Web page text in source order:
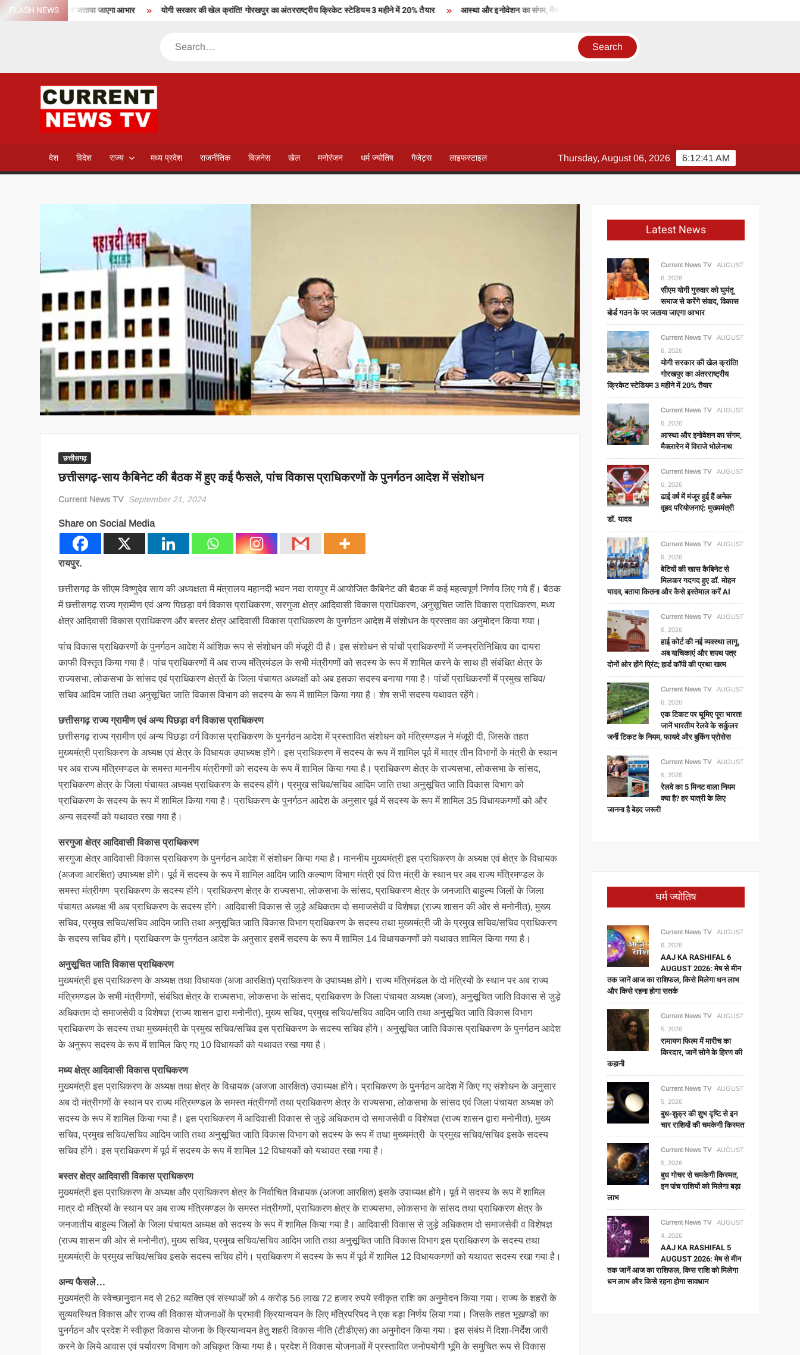
SkipFLASH NEWS
गठन के पर जताया जाएगा आभार योगी सरकार की खेल क्रांति! गोरखपुर का अंतरराष्ट्रीय क्रिकेट स्टेडियम 3 महीने में 20% तैयार आस्था और इनोवेशन का संगम, मैक्लारेन में विराजे भोलेनाथ
Search
NEWS TV
देश विदेश राज्य मध्य प्रदेश राजनीतिक बिज़नेस खेल मनोरंजन धर्म ज्योतिष गैजेट्स लाइफस्टाइल 6:12:42 AM
Thursday, August 06, 2026
छत्तीसगढ़
छत्तीसगढ़-साय कैबिनेट की बैठक में हुए कई फैसले, पांच विकास प्राधिकरणों के पुनर्गठन आदेश में संशोधन
Current News TV September 21, 2024
Share on Social Media
रायपुर.
छत्तीसगढ़ के सीएम विष्णुदेव साय की अध्यक्षता में मंत्रालय महानदी भवन नवा रायपुर में आयोजित कैबिनेट की बैठक में कई महत्वपूर्ण निर्णय लिए गये हैं। बैठक
में छत्तीसगढ़ राज्य ग्रामीण एवं अन्य पिछड़ा वर्ग विकास प्राधिकरण, सरगुजा क्षेत्र आदिवासी विकास प्राधिकरण, अनुसूचित जाति विकास प्राधिकरण, मध्य
क्षेत्र आदिवासी विकास प्राधिकरण और बस्तर क्षेत्र आदिवासी विकास प्राधिकरण के पुनर्गठन आदेश में संशोधन के प्रस्ताव का अनुमोदन किया गया।
पांच विकास प्राधिकरणों के पुनर्गठन आदेश में आंशिक रूप से संशोधन की मंजूरी दी है। इस संशोधन से पांचों प्राधिकरणों में जनप्रतिनिधित्व का दायरा
काफी विस्तृत किया गया है। पांच प्राधिकरणों में अब राज्य मंत्रिमंडल के सभी मंत्रीगणों को सदस्य के रूप में शामिल करने के साथ ही संबंधित क्षेत्र के
राज्यसभा, लोकसभा के सांसद एवं प्राधिकरण क्षेत्रों के जिला पंचायत अध्यक्षों को अब इसका सदस्य बनाया गया है। पांचों प्राधिकरणों में प्रमुख सचिव/
सचिव आदिम जाति तथा अनुसूचित जाति विकास विभाग को सदस्य के रूप में शामिल किया गया है। शेष सभी सदस्य यथावत रहेंगे।
छत्तीसगढ़ राज्य ग्रामीण एवं अन्य पिछड़ा वर्ग विकास प्राधिकरण
छत्तीसगढ़ राज्य ग्रामीण एवं अन्य पिछड़ा वर्ग विकास प्राधिकरण के पुनर्गठन आदेश में प्रस्तावित संशोधन को मंत्रिमण्डल ने मंजूरी दी, जिसके तहत
मुख्यमंत्री प्राधिकरण के अध्यक्ष एवं क्षेत्र के विधायक उपाध्यक्ष होंगे। इस प्राधिकरण में सदस्य के रूप में शामिल पूर्व में मात्र तीन विभागों के मंत्री के स्थान
पर अब राज्य मंत्रिमण्डल के समस्त माननीय मंत्रीगणों को सदस्य के रूप में शामिल किया गया है। प्राधिकरण क्षेत्र के राज्यसभा, लोकसभा के सांसद,
प्राधिकरण क्षेत्र के जिला पंचायत अध्यक्ष प्राधिकरण के सदस्य होंगे। प्रमुख सचिव/सचिव आदिम जाति तथा अनुसूचित जाति विकास विभाग को
प्राधिकरण के सदस्य के रूप में शामिल किया गया है। प्राधिकरण के पुनर्गठन आदेश के अनुसार पूर्व में सदस्य के रूप में शामिल 35 विधायकगणों को और
अन्य सदस्यों को यथावत रखा गया है।
सरगुजा क्षेत्र आदिवासी विकास प्राधिकरण
सरगुजा क्षेत्र आदिवासी विकास प्राधिकरण के पुनर्गठन आदेश में संशोधन किया गया है। माननीय मुख्यमंत्री इस प्राधिकरण के अध्यक्ष एवं क्षेत्र के विधायक
(अजजा आरक्षित) उपाध्यक्ष होंगे। पूर्व में सदस्य के रूप में शामिल आदिम जाति कल्याण विभाग मंत्री एवं वित्त मंत्री के स्थान पर अब राज्य मंत्रिमण्डल के
समस्त मंत्रीगण प्राधिकरण के सदस्य होंगे। प्राधिकरण क्षेत्र के राज्यसभा, लोकसभा के सांसद, प्राधिकरण क्षेत्र के जनजाति बाहुल्य जिलों के जिला
पंचायत अध्यक्ष भी अब प्राधिकरण के सदस्य होंगे। आदिवासी विकास से जुड़े अधिकतम दो समाजसेवी व विशेषज्ञ (राज्य शासन की ओर से मनोनीत), मुख्य
सचिव, प्रमुख सचिव/सचिव आदिम जाति तथा अनुसूचित जाति विकास विभाग प्राधिकरण के सदस्य तथा मुख्यमंत्री जी के प्रमुख सचिव/सचिव प्राधिकरण
के सदस्य सचिव होंगे। प्राधिकरण के पुनर्गठन आदेश के अनुसार इसमें सदस्य के रूप में शामिल 14 विधायकगणों को यथावत शामिल किया गया है।
अनुसूचित जाति विकास प्राधिकरण
मुख्यमंत्री इस प्राधिकरण के अध्यक्ष तथा विधायक (अजा आरक्षित) प्राधिकरण के उपाध्यक्ष होंगे। राज्य मंत्रिमंडल के दो मंत्रियों के स्थान पर अब राज्य
मंत्रिमण्डल के सभी मंत्रीगणों, संबंधित क्षेत्र के राज्यसभा, लोकसभा के सांसद, प्राधिकरण के जिला पंचायत अध्यक्ष (अजा), अनुसूचित जाति विकास से जुड़े
अधिकतम दो समाजसेवी व विशेषज्ञ (राज्य शासन द्वारा मनोनीत), मुख्य सचिव, प्रमुख सचिव/सचिव आदिम जाति तथा अनुसूचित जाति विकास विभाग
प्राधिकरण के सदस्य तथा मुख्यमंत्री के प्रमुख सचिव/सचिव इस प्राधिकरण के सदस्य सचिव होंगे। अनुसूचित जाति विकास प्राधिकरण के पुनर्गठन आदेश
के अनुरूप सदस्य के रूप में शामिल किए गए 10 विधायकों को यथावत रखा गया है।
मध्य क्षेत्र आदिवासी विकास प्राधिकरण
मुख्यमंत्री इस प्राधिकरण के अध्यक्ष तथा क्षेत्र के विधायक (अजजा आरक्षित) उपाध्यक्ष होंगे। प्राधिकरण के पुनर्गठन आदेश में किए गए संशोधन के अनुसार
अब दो मंत्रीगणों के स्थान पर राज्य मंत्रिमण्डल के समस्त मंत्रीगणों तथा प्राधिकरण क्षेत्र के राज्यसभा, लोकसभा के सांसद एवं जिला पंचायत अध्यक्ष को
सदस्य के रूप में शामिल किया गया है। इस प्राधिकरण में आदिवासी विकास से जुड़े अधिकतम दो समाजसेवी व विशेषज्ञ (राज्य शासन द्वारा मनोनीत), मुख्य
सचिव, प्रमुख सचिव/सचिव आदिम जाति तथा अनुसूचित जाति विकास विभाग को सदस्य के रूप में तथा मुख्यमंत्री के प्रमुख सचिव/सचिव इसके सदस्य
सचिव होंगे। इस प्राधिकरण में पूर्व में सदस्य के रूप में शामिल 12 विधायकों को यथावत रखा गया है।
बस्तर क्षेत्र आदिवासी विकास प्राधिकरण
मुख्यमंत्री इस प्राधिकरण के अध्यक्ष और प्राधिकरण क्षेत्र के निर्वाचित विधायक (अजजा आरक्षित) इसके उपाध्यक्ष होंगे। पूर्व में सदस्य के रूप में शामिल
मात्र दो मंत्रियों के स्थान पर अब राज्य मंत्रिमण्डल के समस्त मंत्रीगणों, प्राधिकरण क्षेत्र के राज्यसभा, लोकसभा के सांसद तथा प्राधिकरण क्षेत्र के
जनजातीय बाहुल्य जिलों के जिला पंचायत अध्यक्ष को सदस्य के रूप में शामिल किया गया है। आदिवासी विकास से जुड़े अधिकतम दो समाजसेवी व विशेषज्ञ
(राज्य शासन की ओर से मनोनीत), मुख्य सचिव, प्रमुख सचिव/सचिव आदिम जाति तथा अनुसूचित जाति विकास विभाग इस प्राधिकरण के सदस्य तथा
मुख्यमंत्री के प्रमुख सचिव/सचिव इसके सदस्य सचिव होंगे। प्राधिकरण में सदस्य के रूप में पूर्व में शामिल 12 विधायकगणों को यथावत सदस्य रखा गया है।
अन्य फैसले…
मुख्यमंत्री के स्वेच्छानुदान मद से 262 व्यक्ति एवं संस्थाओं को 4 करोड़ 56 लाख 72 हजार रुपये स्वीकृत राशि का अनुमोदन किया गया। राज्य के शहरों के
सुव्यवस्थित विकास और राज्य की विकास योजनाओं के प्रभावी क्रियान्वयन के लिए मंत्रिपरिषद ने एक बड़ा निर्णय लिया गया। जिसके तहत भूखण्डों का
पुनर्गठन और प्रदेश में स्वीकृत विकास योजना के क्रियान्वयन हेतु शहरी विकास नीति (टीडीएस) का अनुमोदन किया गया। इस संबंध में दिशा-निर्देश जारी
करने के लिये आवास एवं पर्यावरण विभाग को अधिकृत किया गया है। प्रदेश में विकास योजनाओं में प्रस्तावित जनोपयोगी भूमि के समुचित रूप से विकास
Latest News
Current News TV
AUGUST
6, 2026
सीएम योगी गुरुवार को घुमंतू
समाज से करेंगे संवाद, विकास
बोर्ड गठन के पर जताया जाएगा आभार
Current News TV
AUGUST
6, 2026
योगी सरकार की खेल क्रांति!
गोरखपुर का अंतरराष्ट्रीय
क्रिकेट स्टेडियम 3 महीने में 20% तैयार
Current News TV
AUGUST
6, 2026
आस्था और इनोवेशन का संगम,
मैक्लारेन में विराजे भोलेनाथ
Current News TV
AUGUST
6, 2026
ढाई वर्ष में मंजूर हुई हैं अनेक
वृहद परियोजनाएं: मुख्यमंत्री
डॉ. यादव
Current News TV
AUGUST
6, 2026
बेटियों की खास कैबिनेट से
मिलकर गदगद हुए डॉ. मोहन
यादव, बताया कितना और कैसे इस्तेमाल करें AI
Current News TV
AUGUST
6, 2026
हाई कोर्ट की नई व्यवस्था लागू,
अब याचिकाएं और शपथ पत्र
दोनों ओर होंगे प्रिंट; हार्ड कॉपी की प्रथा खत्म
Current News TV
AUGUST
6, 2026
एक टिकट पर घूमिए पूरा भारत!
जानें भारतीय रेलवे के सर्कुलर
जर्नी टिकट के नियम, फायदे और बुकिंग प्रोसेस
Current News TV
AUGUST
6, 2026
रेलवे का 5 मिनट वाला नियम
क्या है? हर यात्री के लिए
जानना है बेहद जरूरी
धर्म ज्योतिष
Current News TV
AUGUST
6, 2026
AAJ KA RASHIFAL 6
AUGUST 2026: मेष से मीन
तक जानें आज का राशिफल, किसे मिलेगा धन लाभ
और किसे रहना होगा सतर्क
Current News TV
AUGUST
5, 2026
रामायण फिल्म में मारीच का
किरदार, जानें सोने के हिरण की
कहानी
Current News TV
AUGUST
5, 2026
बुध-शुक्र की शुभ दृष्टि से इन
चार राशियों की चमकेगी किस्मत
Current News TV
AUGUST
5, 2026
बुध गोचर से चमकेगी किस्मत,
इन पांच राशियों को मिलेगा बड़ा
लाभ
Current News TV
AUGUST
4, 2026
AAJ KA RASHIFAL 5
AUGUST 2026: मेष से मीन
तक जानें आज का राशिफल, किस राशि को मिलेगा
धन लाभ और किसे रहना होगा सावधान